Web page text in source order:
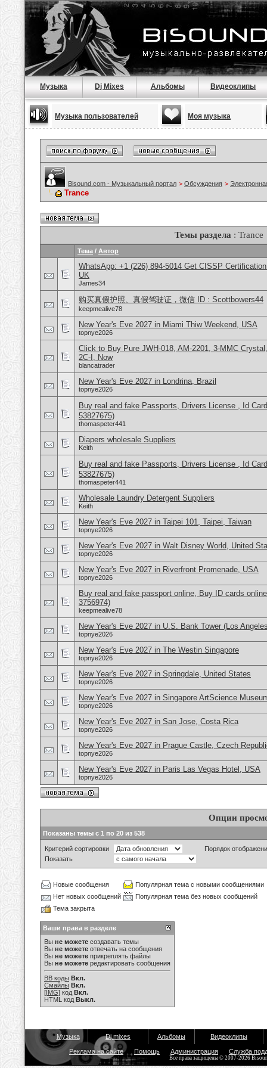
Музыка Dj Mixes Альбомы Видеоклипы
Музыка пользователей Моя музыка
Bisound.com - Музыкальный портал > Обсуждения >
Trance
Темы раздела : Trance
Тема / Автор
WhatsApp: +1 (226) 894-5014​ Get CISSP
UK
James34
购买真假护照、真假驾驶证，微信 ID : Scottbowers44
keepmealive78
New Year's Eve 2027 in Miami Thiw Weekend, USA
topnye2026
Click to Buy Pure JWH-018, AM-2201, 3-MMC
2C-I, Now
blancatrader
New Year's Eve 2027 in Londrina, Brazil
topnye2026
Buy real and fake Passports, Drivers License , Id
53827675)
thomaspeter441
Diapers wholesale Suppliers
Keith
Buy real and fake Passports, Drivers License , Id
53827675)
thomaspeter441
Wholesale Laundry Detergent Suppliers
Keith
New Year's Eve 2027 in Taipei 101, Taipei, Taiwan
topnye2026
New Year's Eve 2027 in Walt Disney World, United
topnye2026
New Year's Eve 2027 in Riverfront Promenade, USA
topnye2026
Buy real and fake passport online, Buy ID cards
3756974)
keepmealive78
New Year's Eve 2027 in U.S. Bank Tower (Los
topnye2026
New Year's Eve 2027 in The Westin Singapore
topnye2026
New Year's Eve 2027 in Springdale, United States
topnye2026
New Year's Eve 2027 in Singapore ArtScience
topnye2026
New Year's Eve 2027 in San Jose, Costa Rica
topnye2026
New Year's Eve 2027 in Prague Castle, Czech
topnye2026
New Year's Eve 2027 in Paris Las Vegas Hotel, USA
topnye2026
Опции
Показаны темы с 1 по 20 из 538
Критерий сортировки
Порядок
Показать
Новые сообщения
Популярная тема с новыми сообщениями
Нет новых сообщений
Популярная тема без новых сообщений
Тема закрыта
Ваши права в разделе
Вы не можете создавать темы
Вы не можете отвечать на сообщения
Вы не можете прикреплять файлы
Вы не можете редактировать сообщения
BB коды Вкл.
Смайлы Вкл.
[IMG] код Вкл.
HTML код Выкл.
Музыка Dj mixes Альбомы Видеоклипы
Реклама на сайте Помощь Администрация Служба
Все права защищены © 2007-2026